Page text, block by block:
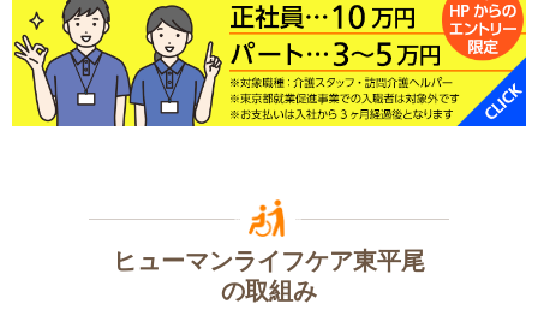
ヒューマンライフケア東平尾
の取組み